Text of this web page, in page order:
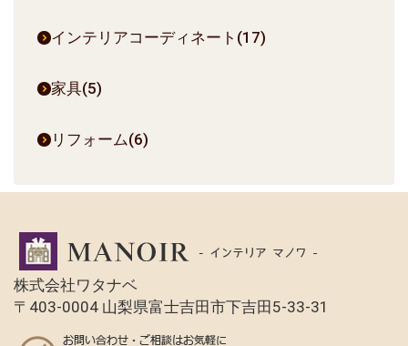
インテリアコーディネート(17)
家具(5)
リフォーム(6)
株式会社ワタナベ
〒403-0004 山梨県富士吉田市下吉田5-33-31